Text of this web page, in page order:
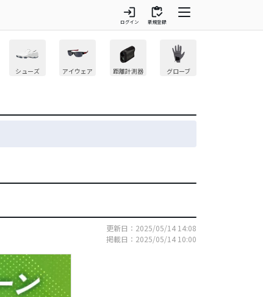
login
ログイン
inventory
新規登録
シューズ アイウェア 距離計測器 グローブ
更新日：2025/05/14 14:08
掲載日：2025/05/14 10:00